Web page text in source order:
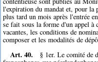
l'expiration du mandat et, pour la
plus tard un mois après l'entrée
se fait sous la forme d'un appel à
vacantes, les conditions de
composer et les modalités de
Art. 40.
§ 1er. Le comité de